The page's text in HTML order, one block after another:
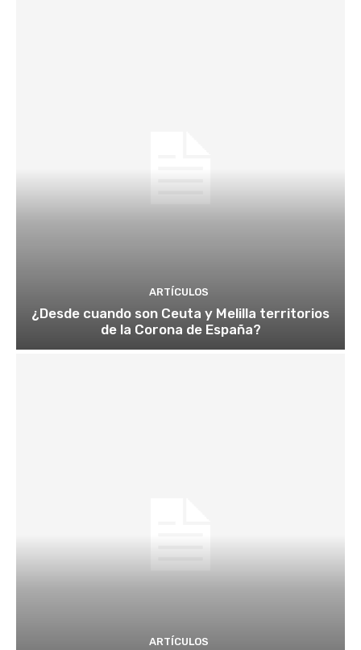
ARTÍCULOS
¿Desde cuando son Ceuta y Melilla territorios
de la Corona de España?
ARTÍCULOS